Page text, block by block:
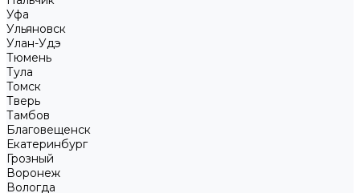
Уфа
Ульяновск
Улан-Удэ
Тюмень
Тула
Томск
Тверь
Тамбов
Благовещенск
Екатеринбург
Грозный
Воронеж
Вологда